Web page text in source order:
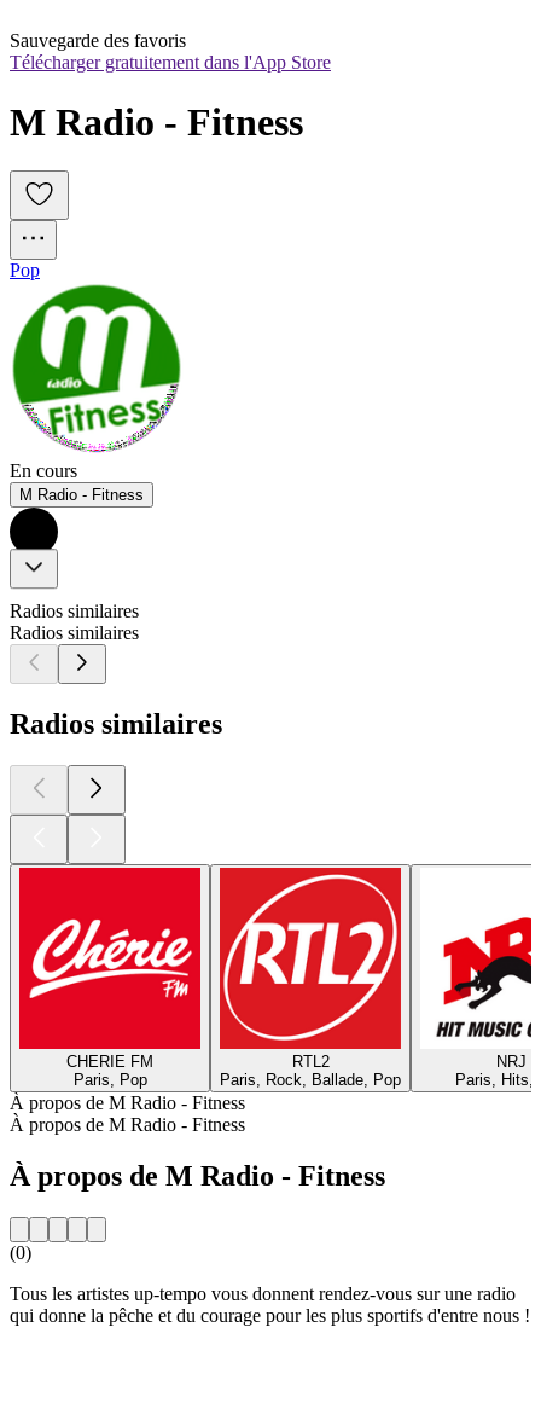
Sauvegarde des favoris
Télécharger gratuitement dans l'App Store
M Radio - Fitness
Pop
En cours
M Radio - Fitness
Radios similaires
Radios similaires
Radios similaires
CHERIE FM
Paris, Pop
RTL2
Paris, Rock, Ballade, Pop
NRJ
Paris, Hits,
À propos de M Radio - Fitness
À propos de M Radio - Fitness
À propos de M Radio - Fitness
(0)
Tous les artistes up-tempo vous donnent rendez-vous sur une radio
qui donne la pêche et du courage pour les plus sportifs d'entre nous !